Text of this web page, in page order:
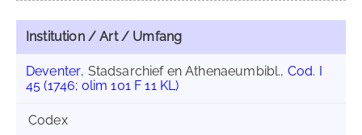
Institution / Art / Umfang
Deventer, Stadsarchief en Athenaeumbibl., Cod. I
45 (1746; olim 101 F 11 KL)
Codex